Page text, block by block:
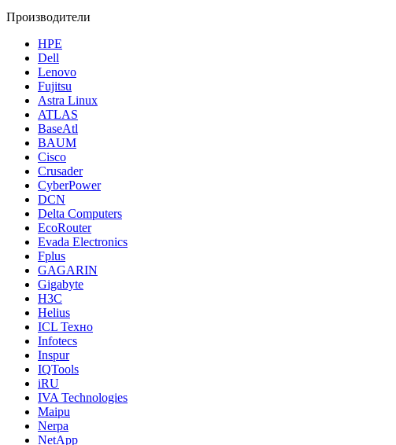
Производители
HPE
Dell
Lenovo
Fujitsu
Astra Linux
ATLAS
BaseAtl
BAUM
Cisco
Crusader
CyberPower
DCN
Delta Computers
EcoRouter
Evada Electronics
Fplus
GAGARIN
Gigabyte
H3C
Helius
ICL Техно
Infotecs
Inspur
IQTools
iRU
IVA Technologies
Maipu
Nerpa
NetApp